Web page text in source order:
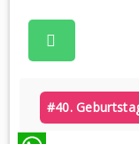
#40.